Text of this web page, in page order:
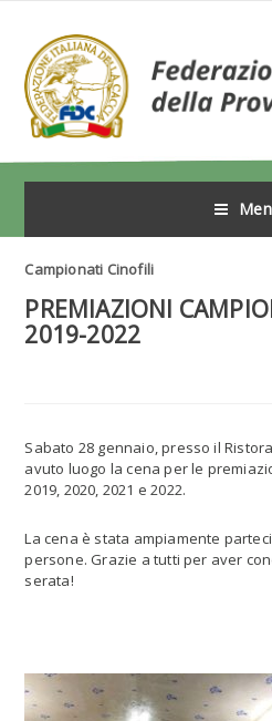
Campionati Cinofili
PREMIAZIONI
2019-2022
Sabato 28 gennaio, presso il
avuto luogo la cena per le
2019, 2020, 2021 e 2022.
La cena è stata ampiamente
persone. Grazie a tutti per aver
serata!